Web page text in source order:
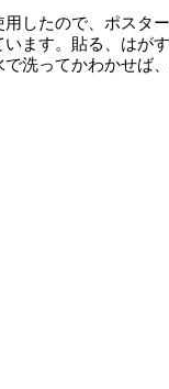
したので、ポスタ
ます。貼る、はが
洗ってかわかせば